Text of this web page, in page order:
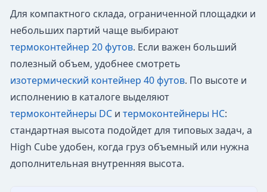
Для компактного склада, ограниченной площадки и
небольших партий чаще выбирают
термоконтейнер 20 футов. Если важен больший
полезный объем, удобнее смотреть
изотермический контейнер 40 футов. По высоте и
исполнению в каталоге выделяют
термоконтейнеры DCи термоконтейнеры HC:
стандартная высота подойдет для типовых задач, а
High Cube удобен, когда груз объемный или нужна
дополнительная внутренняя высота.